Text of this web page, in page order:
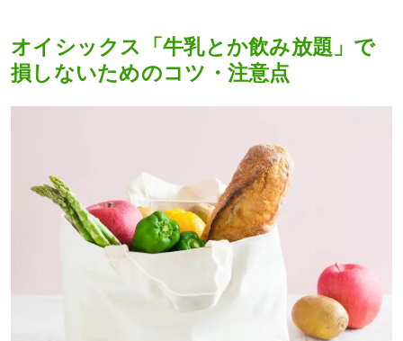
オイシックス「牛乳とか飲み放題」で
損しないためのコツ・注意点